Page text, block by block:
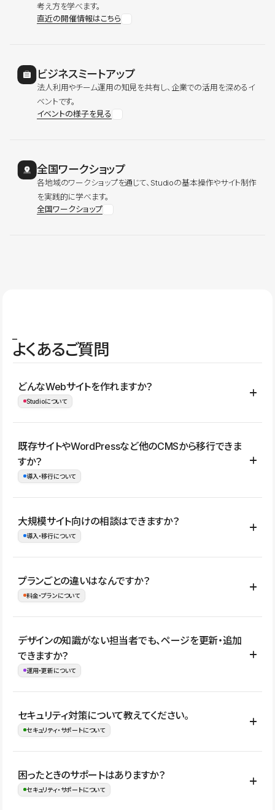
考え方を学べます。
直近の開催情報はこちら
ビジネスミートアップ
法人利用やチーム運用の知見を共有し、企業での活用を深めるイ
ベントです。
イベントの様子を見る
全国ワークショップ
各地域のワークショップを通じて、Studioの基本操作やサイト制作
を実践的に学べます。
全国ワークショップ
よくあるご質問
どんなWebサイトを作れますか？
Studioについて
コーポレートサイト、サービスサイト、LP、採用サイト、ブロ
グ・メディア、イベントサイト、店舗・商品紹介サイト、ポートフ
ォリオなど幅広く制作できます。
既存サイトやWordPressなど他のCMSから移行できま
すか？
導入・移行について
はい。既存サイトの構成やコンテンツ、URLを整理したうえで、
Studio上に再構築する形で移行できます。 WordPressの場合は、
イト全体のデザインや設定がそのまま移行されるわけではないた
め、移行後にページ構成やデザイン、CMS設計、URL・リダイレク
大規模サイト向けの相談はできますか？
導入・移行について
はい。アクセス規模が大きいサイトや、複数部門での運用、権限管
理、セキュリティ確認、既存システムとの連携など、個別の要件が
ない段階でも、お問い合わせください。
お問合せはこちら
プランごとの違いはなんですか？
料金・プランについて
公開ページ数、バージョン履歴の期間、CMS利用数の上限、権限
管理の有無などがプランごとに異なります。詳しくは料金プランペ
ージをご覧ください。
デザインの知識がない担当者でも、ページを更新・追加
できますか？
運用・更新について
はい。CMSやコンポーネントを活用して更新範囲を設計しておく
ことで、デザインを崩しにくい状態で運用できます。 さらにコン
ながらレイアウトに影響を与えずに更新作業を進めやすくなりま
す。
セキュリティ対策について教えてください。
セキュリティ・サポートについて
Studioでは、公開サイトやサービスを安全に利用できるよう、通信
の暗号化、データ保護、アクセス管理、脆弱性対策など、複数の観
困ったときのサポートはありますか？
セキュリティ・サポートについて